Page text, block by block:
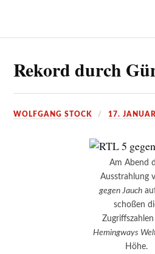
Rekord durch
WOLFGANG STOCK 17.
Am Abend
Ausstrahlung
gegen Jauch
schoßen
Hemingways
Höhe.